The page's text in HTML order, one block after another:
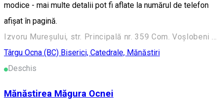
modice - mai multe detalii pot fi aflate la numărul de telefon
afişat în pagină.
Izvoru Mureşului, str. Principală nr. 359 Com. Voşlobeni - Harghita 537356, România
Târgu Ocna (BC) Biserici, Catedrale, Mănăstiri
Deschis
Mănăstirea Măgura Ocnei